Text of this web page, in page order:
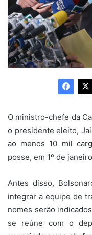
O ministro-chefe da
o presidente eleito,
ao menos 10 mil
posse, em 1º de
Antes disso,
integrar a equipe de
nomes serão
se reúne com o